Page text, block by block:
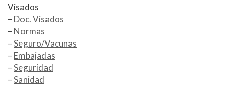
Visados
– Doc. Visados
– Normas
–Seguro/Vacunas
– Embajadas
–Seguridad
–Sanidad